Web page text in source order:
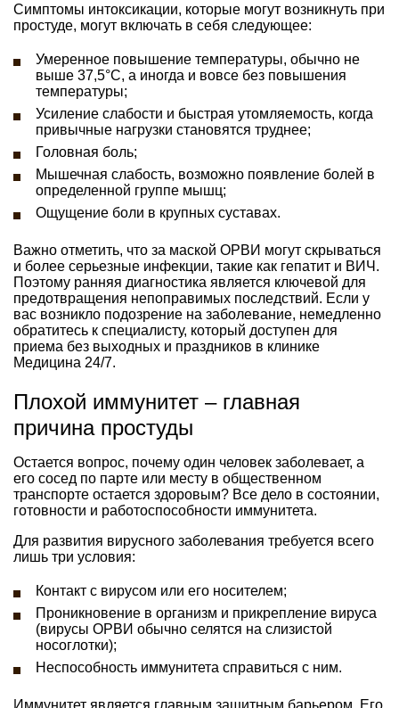
Симптомы интоксикации, которые могут возникнуть при
простуде, могут включать в себя следующее:
Умеренное повышение температуры, обычно не
выше 37,5°С, а иногда и вовсе без повышения
температуры;
Усиление слабости и быстрая утомляемость, когда
привычные нагрузки становятся труднее;
Головная боль;
Мышечная слабость, возможно появление болей в
определенной группе мышц;
Ощущение боли в крупных суставах.
Важно отметить, что за маской ОРВИ могут скрываться
и более серьезные инфекции, такие как гепатит и ВИЧ.
Поэтому ранняя диагностика является ключевой для
предотвращения непоправимых последствий. Если у
вас возникло подозрение на заболевание, немедленно
обратитесь к специалисту, который доступен для
приема без выходных и праздников в клинике
Медицина 24/7.
Плохой иммунитет – главная
причина простуды
Остается вопрос, почему один человек заболевает, а
его сосед по парте или месту в общественном
транспорте остается здоровым? Все дело в состоянии,
готовности и работоспособности иммунитета.
Для развития вирусного заболевания требуется всего
лишь три условия:
Контакт с вирусом или его носителем;
Проникновение в организм и прикрепление вируса
(вирусы ОРВИ обычно селятся на слизистой
носоглотки);
Неспособность иммунитета справиться с ним.
Иммунитет является главным защитным барьером. Его